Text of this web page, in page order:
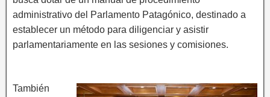
administrativo del Parlamento Patagónico, destinado a
establecer un método para diligenciar y asistir
parlamentariamente en las sesiones y comisiones.
También